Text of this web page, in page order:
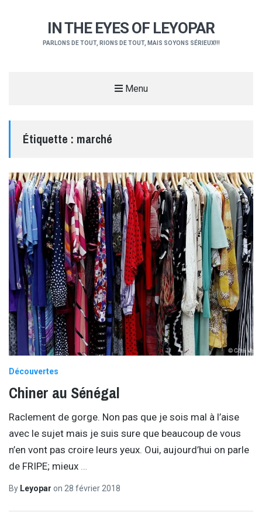
IN THE EYES OF LEYOPAR
PARLONS DE TOUT, RIONS DE TOUT, MAIS SOYONS SÉRIEUX!!!
Menu
Étiquette : marché
Découvertes
Chiner au Sénégal
Raclement de gorge. Non pas que je sois mal à l’aise
avec le sujet mais je suis sure que beaucoup de vous
n’en vont pas croire leurs yeux. Oui, aujourd’hui on parle
de FRIPE; mieux
By Leyopar on 28 février 2018